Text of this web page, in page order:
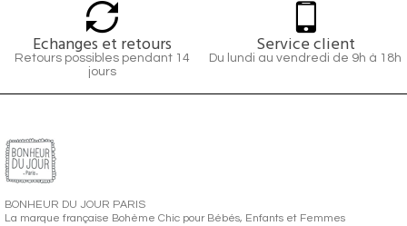
Echanges et retours
Retours possibles pendant 14
jours
Service client
Du lundi au vendredi de 9h à 18h
BONHEUR DU JOUR PARIS
La marque française Bohème Chic pour Bébés, Enfants et Femmes